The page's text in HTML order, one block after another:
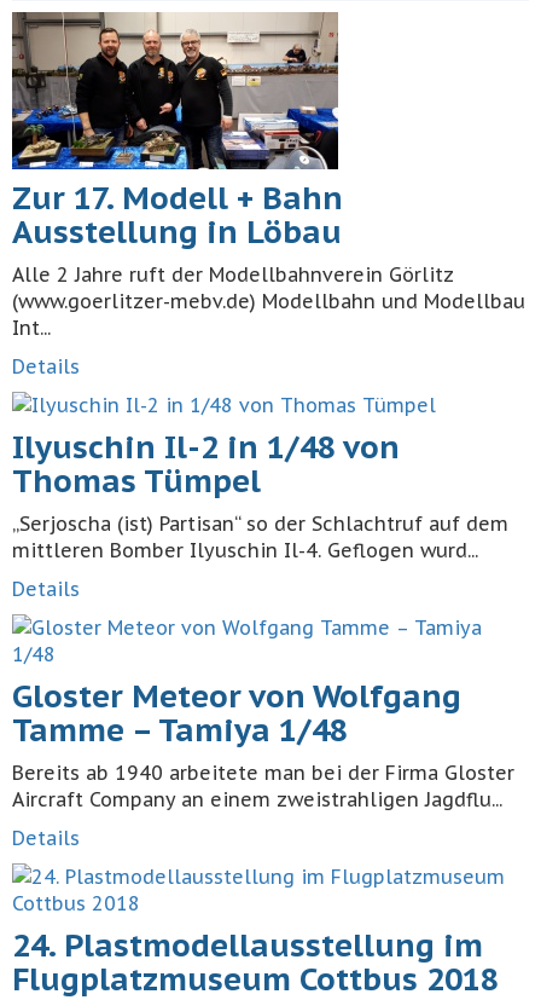
Zur 17. Modell + Bahn
Ausstellung in Löbau
Alle 2 Jahre ruft der Modellbahnverein Görlitz
(www.goerlitzer-mebv.de) Modellbahn und Modellbau
Int...
Details
Ilyuschin Il-2 in 1/48 von
Thomas Tümpel
„Serjoscha (ist) Partisan“ so der Schlachtruf auf dem
mittleren Bomber Ilyuschin Il-4. Geflogen wurd...
Details
Gloster Meteor von Wolfgang
Tamme – Tamiya 1/48
Bereits ab 1940 arbeitete man bei der Firma Gloster
Aircraft Company an einem zweistrahligen Jagdflu...
Details
24. Plastmodellausstellung im
Flugplatzmuseum Cottbus 2018